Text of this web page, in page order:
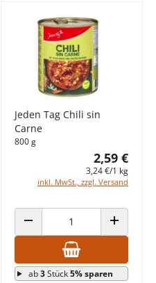
ERHÖHEN
Jeden Tag Chili sin
Carne
800 g
2,59 €
3,24 €/1 kg
inkl. MwSt., zzgl. Versand
ANZAHL VERRINGERN ANZAHL
ab3Stück5% sparen